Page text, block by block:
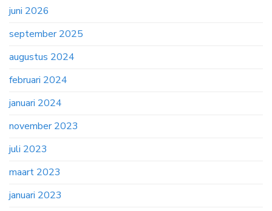
juni 2026
september 2025
augustus 2024
februari 2024
januari 2024
november 2023
juli 2023
maart 2023
januari 2023